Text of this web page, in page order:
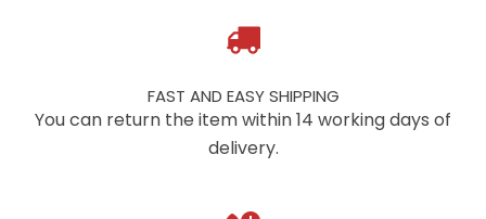
FAST AND EASY SHIPPING
You can return the item within 14 working days of
delivery.